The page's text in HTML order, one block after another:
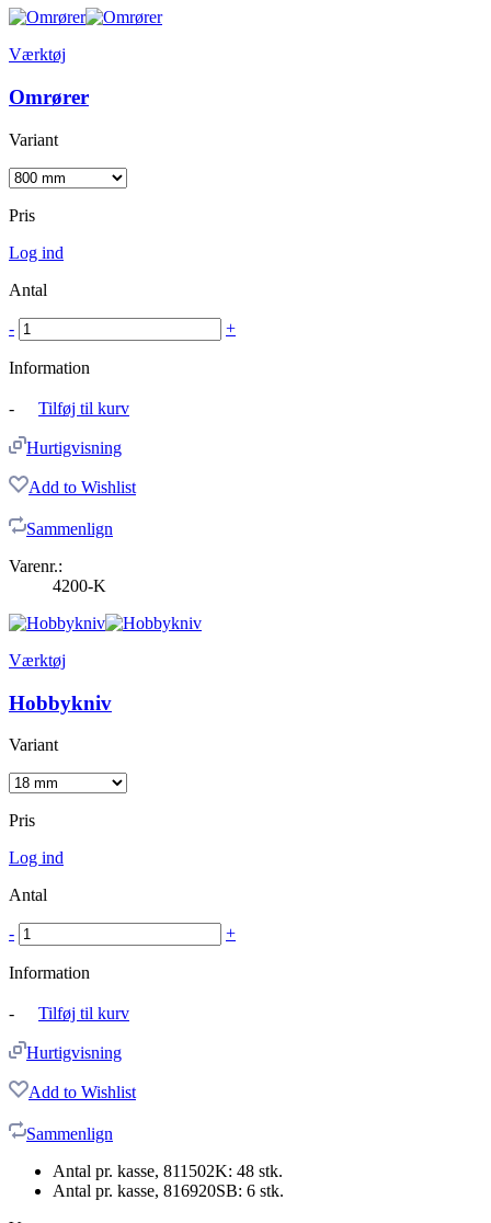
Værktøj
Omrører
Variant
Pris
Log ind
Antal
- +
Information
- Tilføj til kurv
Hurtigvisning
Add to Wishlist
Sammenlign
Varenr.:
4200-K
Værktøj
Hobbykniv
Variant
Pris
Log ind
Antal
- +
Information
- Tilføj til kurv
Hurtigvisning
Add to Wishlist
Sammenlign
Antal pr. kasse, 811502K: 48 stk.
Antal pr. kasse, 816920SB: 6 stk.